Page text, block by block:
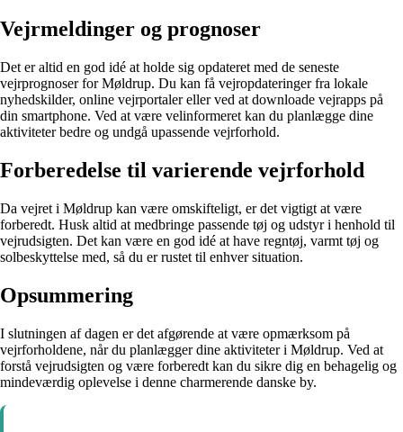
Vejrmeldinger og prognoser
Det er altid en god idé at holde sig opdateret med de seneste
vejrprognoser for Møldrup. Du kan få vejropdateringer fra lokale
nyhedskilder, online vejrportaler eller ved at downloade vejrapps på
din smartphone. Ved at være velinformeret kan du planlægge dine
aktiviteter bedre og undgå upassende vejrforhold.
Forberedelse til varierende vejrforhold
Da vejret i Møldrup kan være omskifteligt, er det vigtigt at være
forberedt. Husk altid at medbringe passende tøj og udstyr i henhold til
vejrudsigten. Det kan være en god idé at have regntøj, varmt tøj og
solbeskyttelse med, så du er rustet til enhver situation.
Opsummering
I slutningen af dagen er det afgørende at være opmærksom på
vejrforholdene, når du planlægger dine aktiviteter i Møldrup. Ved at
forstå vejrudsigten og være forberedt kan du sikre dig en behagelig og
mindeværdig oplevelse i denne charmerende danske by.